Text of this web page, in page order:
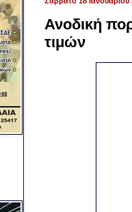
Ανοδική
τιμών